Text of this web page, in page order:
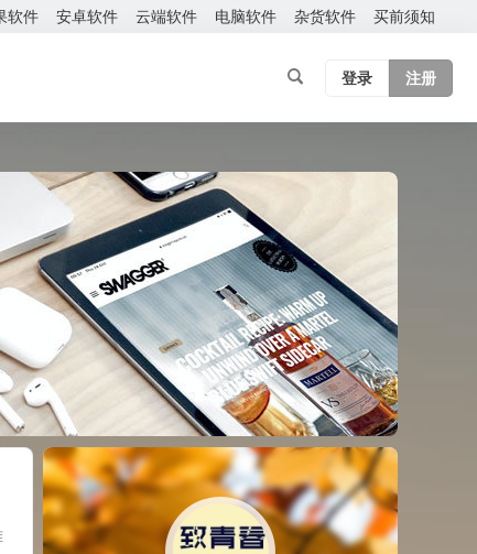
软件 安卓软件 云端软件 电脑软件 杂货软件 买前须知
登录 注册